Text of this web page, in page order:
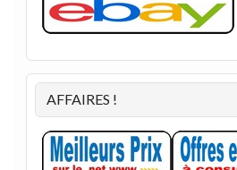
AFFAIRES !